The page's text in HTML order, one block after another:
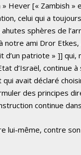
» Hever[« Zambish »
celui qui a
sphères de
notre ami Dror
d’un patriote »]] qui,
d’Israël, continue
qui avait déclaré
des principes
continue
lui-même, contre